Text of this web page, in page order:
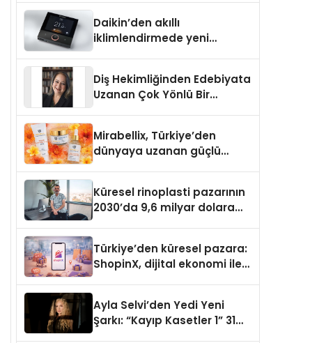
Daikin’den akıllı
iklimlendirmede yeni
Diş Hekimliğinden Edebiyata
Uzanan Çok Yönlü Bir
Mirabellix, Türkiye’den
dünyaya uzanan güçlü
Küresel rinoplasti pazarının
2030’da 9,6 milyar dolara
Türkiye’den küresel pazara:
ShopinX, dijital ekonomi ile
Ayla Selvi’den Yedi Yeni
Şarkı: “Kayıp Kasetler 1” 31